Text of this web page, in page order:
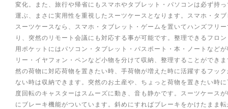
変化。また、旅行や帰省にもスマホやタブレット・パソコンは必ず持
運ぶ、まさに実用性を重視したスーツケースとなります。スマホ・タ
スーツケースなら、スマホ・タブレット・ゲームを置いてハンズフリ
り、突然のリモート会議にも対応する事が可能です。整理できるフロ
用ポケットにはパソコン・タブレット・パスポート・本・ノートなど
リー・イヤフォン・ペンなど小物を分けて収納、整理することがで
然の荷物に対応荷物を置きたい時、手荷物が増えた時に活躍するフッ
ない時は収納できます。突然のお土産や、ちょっと荷物を置きたい
度回転のキャスターはスムーズに動き、音も静かです。スーツケース
にブレーキ機能がついています。斜めにすればブレーキをかけたまま